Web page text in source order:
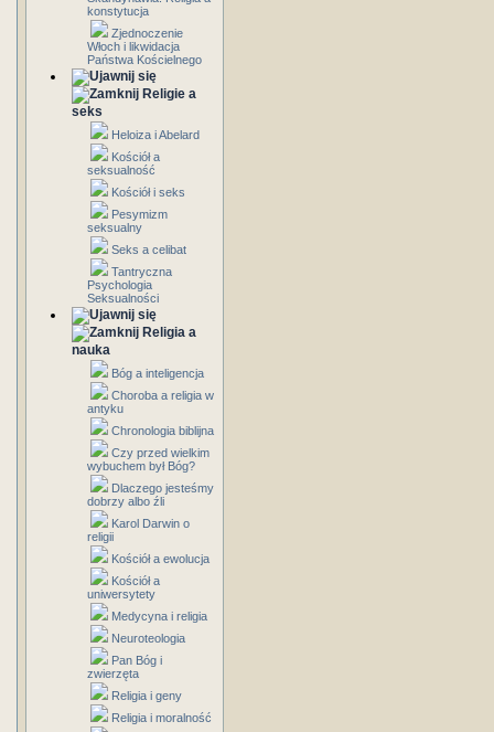
konstytucja
Zjednoczenie
Włoch i likwidacja
Państwa Kościelnego
Religie a
seks
Heloiza i Abelard
Kościół a
seksualność
Kościół i seks
Pesymizm
seksualny
Seks a celibat
Tantryczna
Psychologia
Seksualności
Religia a
nauka
Bóg a inteligencja
Choroba a religia w
antyku
Chronologia biblijna
Czy przed wielkim
wybuchem był Bóg?
Dlaczego jesteśmy
dobrzy albo źli
Karol Darwin o
religii
Kościół a ewolucja
Kościół a
uniwersytety
Medycyna i religia
Neuroteologia
Pan Bóg i
zwierzęta
Religia i geny
Religia i moralność